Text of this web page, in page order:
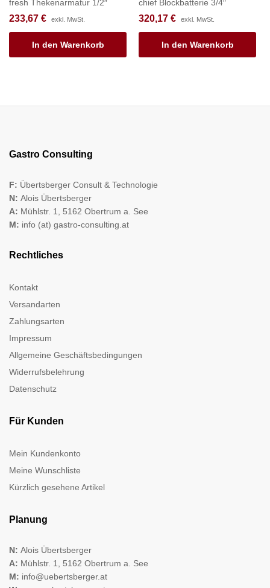
fresh Thekenarmatur 1/2″
233,67 € exkl. MwSt.
In den Warenkorb
chief Blockbatterie 3/4″
320,17 € exkl. MwSt.
In den Warenkorb
Gastro Consulting
F: Übertsberger Consult & Technologie
N: Alois Übertsberger
A: Mühlstr. 1, 5162 Obertrum a. See
M: info (at) gastro-consulting.at
Rechtliches
Kontakt
Versandarten
Zahlungsarten
Impressum
Allgemeine Geschäftsbedingungen
Widerrufsbelehrung
Datenschutz
Für Kunden
Mein Kundenkonto
Meine Wunschliste
Kürzlich gesehene Artikel
Planung
N: Alois Übertsberger
A: Mühlstr. 1, 5162 Obertrum a. See
M: info@uebertsberger.at